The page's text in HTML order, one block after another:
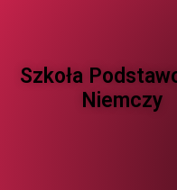
Szkoła
Niemczy ​